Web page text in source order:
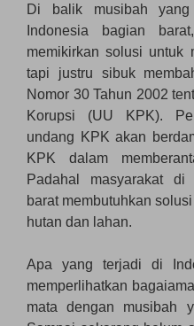
Di balik musibah
Indonesia bagian
memikirkan solusi untuk
tapi justru sibuk
Nomor 30 Tahun 2002
Korupsi (UU KPK).
undang KPK akan
KPK dalam
Padahal masyarakat
barat membutuhkan
hutan dan lahan.
Apa yang terjadi di
memperlihatkan
mata dengan musibah